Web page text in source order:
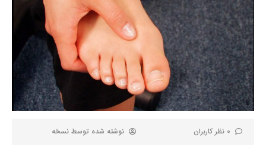
0 نظر کاربران نوشته شده توسط نسخه